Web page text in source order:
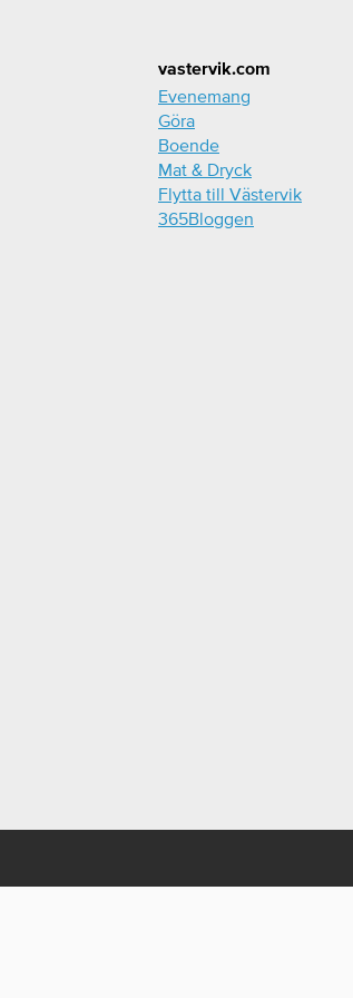
vastervik.com
Evenemang
Göra
Boende
Mat & Dryck
Flytta till Västervik
365Bloggen